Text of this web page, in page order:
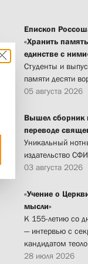
Епископ
«Хранить
единстве с
Студенты и
памяти десяти
05 августа 2026
Вышел сборник
переводе
Уникальный
издательство СФИ
03 августа 2026
«Учение о
мысли»
К 155-летию со
— интервью с
кандидатом
28 июля 2026